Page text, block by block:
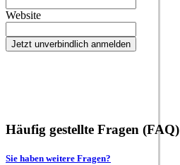
Website
Jetzt unverbindlich anmelden
Häufig gestellte Fragen (FAQ)
Sie haben weitere Fragen?